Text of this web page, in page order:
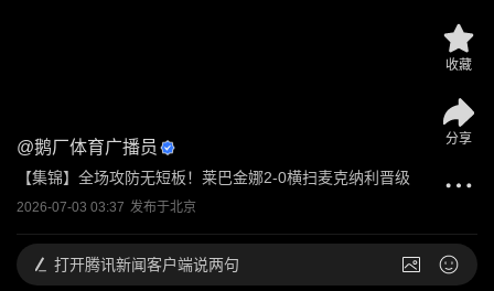
@鹅厂体育广播员
【集锦】全场攻防无短板！莱巴金娜2-0横扫麦克纳利晋级
2026-07-03 03:37 发布于北京
收藏
分享
打开腾讯新闻客户端说两句